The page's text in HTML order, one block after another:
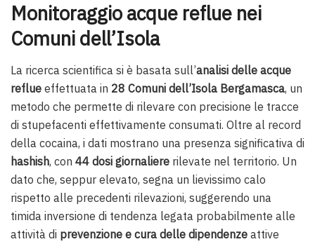
Monitoraggio acque reflue nei
Comuni dell’Isola
La ricerca scientifica si è basata sull’analisi delle acque
reflue effettuata in 28 Comuni dell’Isola Bergamasca, un
metodo che permette di rilevare con precisione le tracce
di stupefacenti effettivamente consumati. Oltre al record
della cocaina, i dati mostrano una presenza significativa di
hashish, con 44 dosi giornaliere rilevate nel territorio. Un
dato che, seppur elevato, segna un lievissimo calo
rispetto alle precedenti rilevazioni, suggerendo una
timida inversione di tendenza legata probabilmente alle
attività di prevenzione e cura delle dipendenze attive